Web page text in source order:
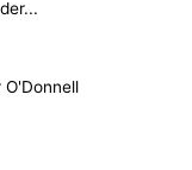
O'Donnell